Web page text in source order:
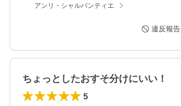
アンリ・シャルパンティエ
違反報告
ちょっとしたおすそ分けにいい！
5